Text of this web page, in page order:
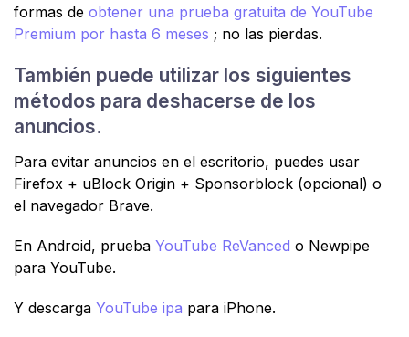
formas de obtener una prueba gratuita de YouTube
Premium por hasta 6 meses ; no las pierdas.
También puede utilizar los siguientes
métodos para deshacerse de los
anuncios.
Para evitar anuncios en el escritorio, puedes usar
Firefox + uBlock Origin + Sponsorblock (opcional) o
el navegador Brave.
En Android, prueba YouTube ReVanced o Newpipe
para YouTube.
Y descarga YouTube ipa para iPhone.